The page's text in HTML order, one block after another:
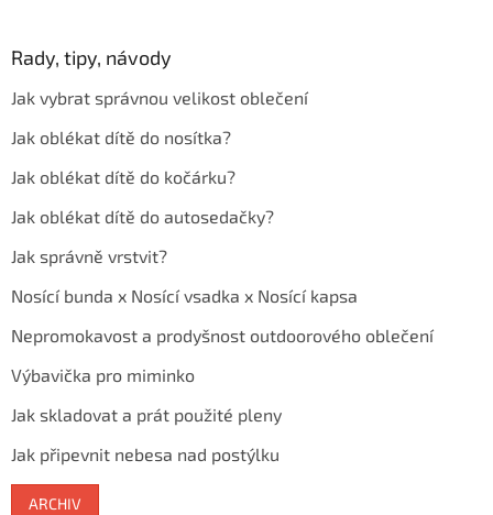
Rady, tipy, návody
Jak vybrat správnou velikost oblečení
Jak oblékat dítě do nosítka?
Jak oblékat dítě do kočárku?
Jak oblékat dítě do autosedačky?
Jak správně vrstvit?
Nosící bunda x Nosící vsadka x Nosící kapsa
Nepromokavost a prodyšnost outdoorového oblečení
Výbavička pro miminko
Jak skladovat a prát použité pleny
Jak připevnit nebesa nad postýlku
ARCHIV